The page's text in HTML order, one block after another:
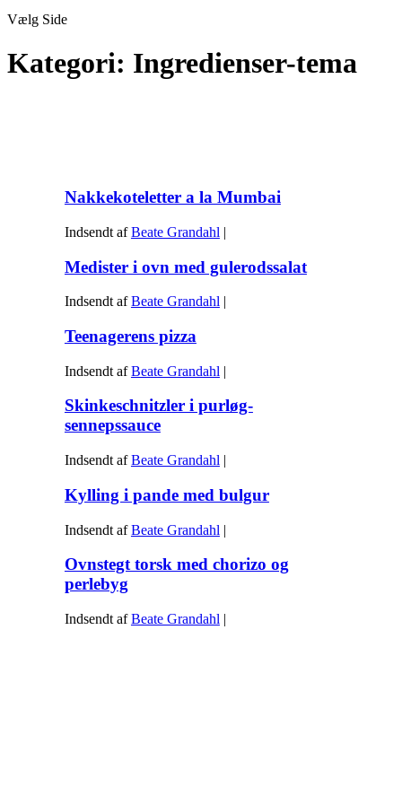
Vælg Side
Kategori: Ingredienser-tema
Nakkekoteletter a la Mumbai
Indsendt afBeate Grandahl |
Medister i ovn med gulerodssalat
Indsendt afBeate Grandahl |
Teenagerens pizza
Indsendt afBeate Grandahl |
Skinkeschnitzler i purløg-
sennepssauce
Indsendt afBeate Grandahl |
Kylling i pande med bulgur
Indsendt afBeate Grandahl |
Ovnstegt torsk med chorizo og
perlebyg
Indsendt afBeate Grandahl |